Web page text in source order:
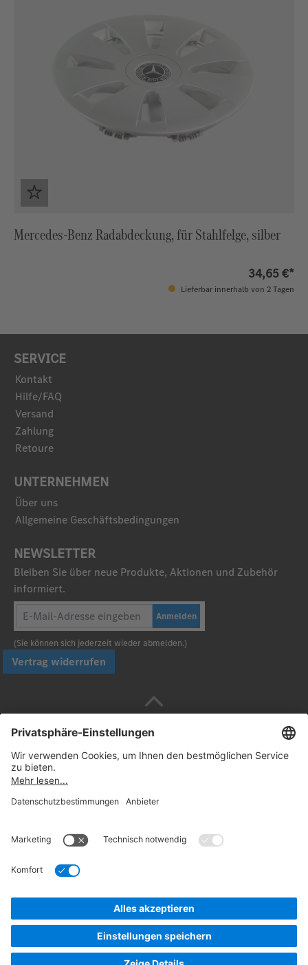
Mercedes-Benz Radabdeckung, für Stahlfelge, silber
34,65 €*
Lieferbar innerhalb von 2 Tagen
SERVICE
Kontakt
Hilfe/FAQ
Versand
Zahlung
Retoure
UNTERNEHMEN
Über uns
Allgemeine Geschäftsbedingungen
NEWSLETTER
Bleiben Sie über neue Produkte, Aktionen und Zubehör
informiert.
Anmelden
(Sie können sich jederzeit wieder abmelden.)
Vertrag widerrufen
Sicher bezahlen mit
© 2026. Daimler Truck AG. Alle Rechte vorbehalten
Widerrufsbelehrung
Hinweise